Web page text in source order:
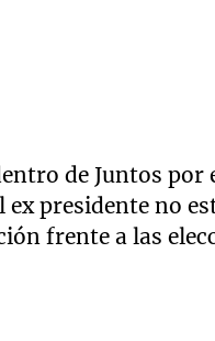
de Juntos por
ex presidente no
frente a las